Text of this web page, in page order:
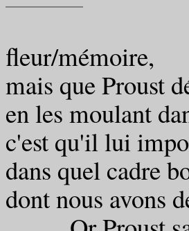
fleur/mémoire,
mais que Proust
en les moulant
c'est qu'il lui
dans quel cadre
dont nous avons